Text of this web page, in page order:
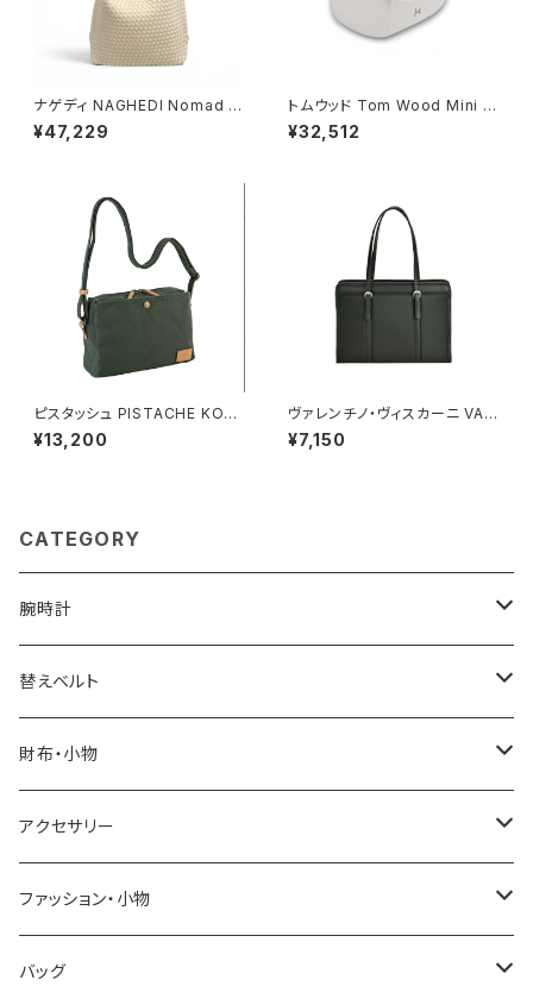
ナゲディ NAGHEDI Nomad M
edium Hobo ノマド・ミディア
ム・ホーボーバッグ sn04023l
¥47,229
トムウッド Tom Wood Mini C
ushion リング 100771-50 シ
ルバー
¥32,512
ピスタッシュ PISTACHE KON
BU ミニショルダーバッグ 撥水
軽量 A5対応 斜めがけ 33796
¥13,200
ヴァレンチノ・ヴィスカーニ VAL
ENTINO VISCANI ビジネスバ
ッグ リクルートバッグ トートバッ
¥7,150
CATEGORY
腕時計
ELGIN
SALVATORE MARRA
CASIO
GRANDEUR
COGU
替えベルト
COACH
DANIEL WELLINGTON
LACOSTE
DIESEL
財布・小物
SONNE
DUCT
TRANSNUMBER
アクセサリー
GUCCI
TIFFANY&CO
ファッション・小物
DAKS
バッグ